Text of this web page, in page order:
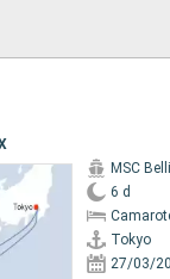
MSC
6 d
Tokyo
27/03/